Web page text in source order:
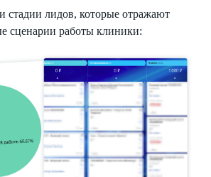
стадии лидов, которые отражают
сценарии работы клиники: